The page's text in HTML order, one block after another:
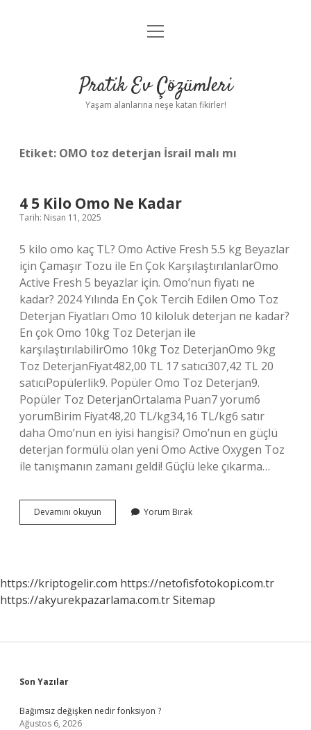
Anasayfa
Yasal Uyarı
menüyü
Pratik Ev Çözümleri
Yaşam alanlarına neşe katan fikirler!
Etiket: OMO toz deterjan İsrail malı mı
4 5 Kilo Omo Ne Kadar
Tarih: Nisan 11, 2025
5 kilo omo kaç TL? Omo Active Fresh 5.5 kg Beyazlar
için Çamaşır Tozu ile En Çok KarşılaştırılanlarOmo
Active Fresh 5 beyazlar için. Omo’nun fiyatı ne
kadar? 2024 Yılında En Çok Tercih Edilen Omo Toz
Deterjan Fiyatları Omo 10 kiloluk deterjan ne kadar?
En çok Omo 10kg Toz Deterjan ile
karşılaştırılabilirOmo 10kg Toz DeterjanOmo 9kg
Toz DeterjanFiyat482,00 TL 17 satıcı307,42 TL 20
satıcıPopülerlik9. Popüler Omo Toz Deterjan9.
Popüler Toz DeterjanOrtalama Puan7 yorum6
yorumBirim Fiyat48,20 TL/kg34,16 TL/kg6 satır
daha Omo’nun en iyisi hangisi? Omo’nun en güçlü
deterjan formülü olan yeni Omo Active Oxygen Toz
ile tanışmanın zamanı geldi! Güçlü leke çıkarma…
Devamını okuyun
5
Yorum Bırak
https://kriptogelir.com https://netofisfotokopi.com.tr
https://akyurekpazarlama.com.trSitemap
Sidebar
Son Yazılar
Bağımsız değişken nedir fonksiyon ?
Ağustos 6, 2026